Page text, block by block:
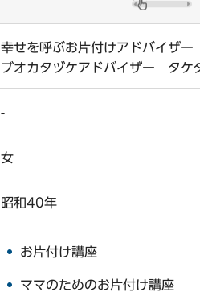
幸せを呼ぶお片付けアドバイザ
ブオカタヅケアドバイザー タケ
-
女
昭和40年
お片付け講座
ママのためのお片付け講座